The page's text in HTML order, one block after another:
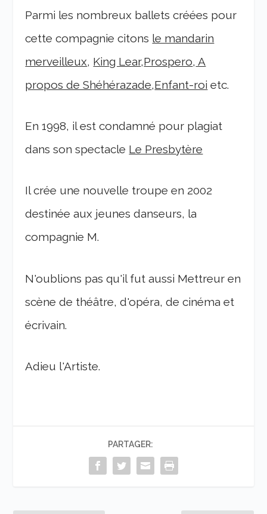
Parmi les nombreux ballets créées pour
cette compagnie citons le mandarin
merveilleux, King Lear,Prospero, A
propos de Shéhérazade,Enfant-roi etc.
En 1998, il est condamné pour plagiat
dans son spectacle Le Presbytère
Il crée une nouvelle troupe en 2002
destinée aux jeunes danseurs, la
compagnie M.
N'oublions pas qu'il fut aussi Mettreur en
scène de théâtre, d'opéra, de cinéma et
écrivain.
Adieu l'Artiste.
PARTAGER: